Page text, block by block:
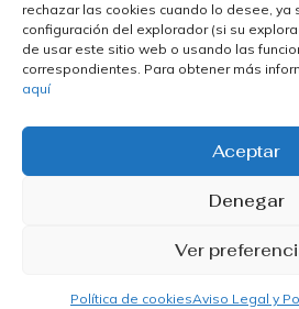
rechazar las cookies cuando lo desee, ya
configuración del explorador (si su
de usar este sitio web o usando las
correspondientes. Para obtener más
aquí
Aceptar
Denegar
Ver
Política de cookiesAviso Legal y